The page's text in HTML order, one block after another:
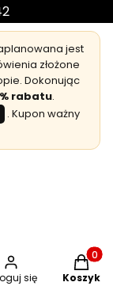
jest
złożone
Dokonując
rabatu.
. Kupon ważny
się Koszyk